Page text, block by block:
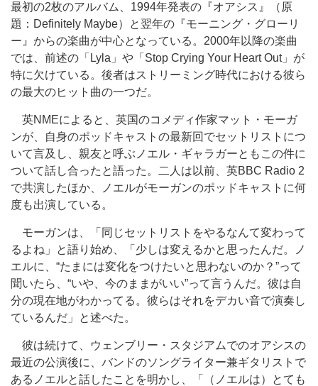
最初の2枚のアルバム、1994年発表の『オアシス』（原
題：Definitely Maybe）と翌年の『モーニング・グローリ
ー』からの楽曲が中心となっている。2000年以降の楽曲
では、前述の「Lyla」や「Stop Crying Your Heart Out」が
特に欠けている。後者はストリーミング時代における彼ら
の最大のヒット曲の一つだ。
英NMEによると、英国のコメディ作家マット・モーガ
ンが、自身のポッドキャストの最新回でセットリストにつ
いて言及し、親友と呼ぶノエル・ギャラガーともこの件に
ついて話し合ったと語った。二人は以前、英BBC Radio 2
で共演したほか、ノエルがモーガンのポッドキャストに何
度も出演している。
モーガンは、「同じセットリストをやるなんて変わって
るよね」と語り始め、「少しは変えるかと思ったんだ。ノ
エルに、“たまには変化をつけたいと思わないのか？”って
聞いたら、“いや、今のままがいい”って言うんだ。彼は自
分の現在地がわかってる。彼らはそれをデカい音で演奏し
ているんだ」と述べた。
彼は続けて、ウェンブリー・スタジアムでのオアシスの
最近の公演後に、バンドのソングライター兼ギタリストで
あるノエルと話したことを明かし、「（ノエルは）とても